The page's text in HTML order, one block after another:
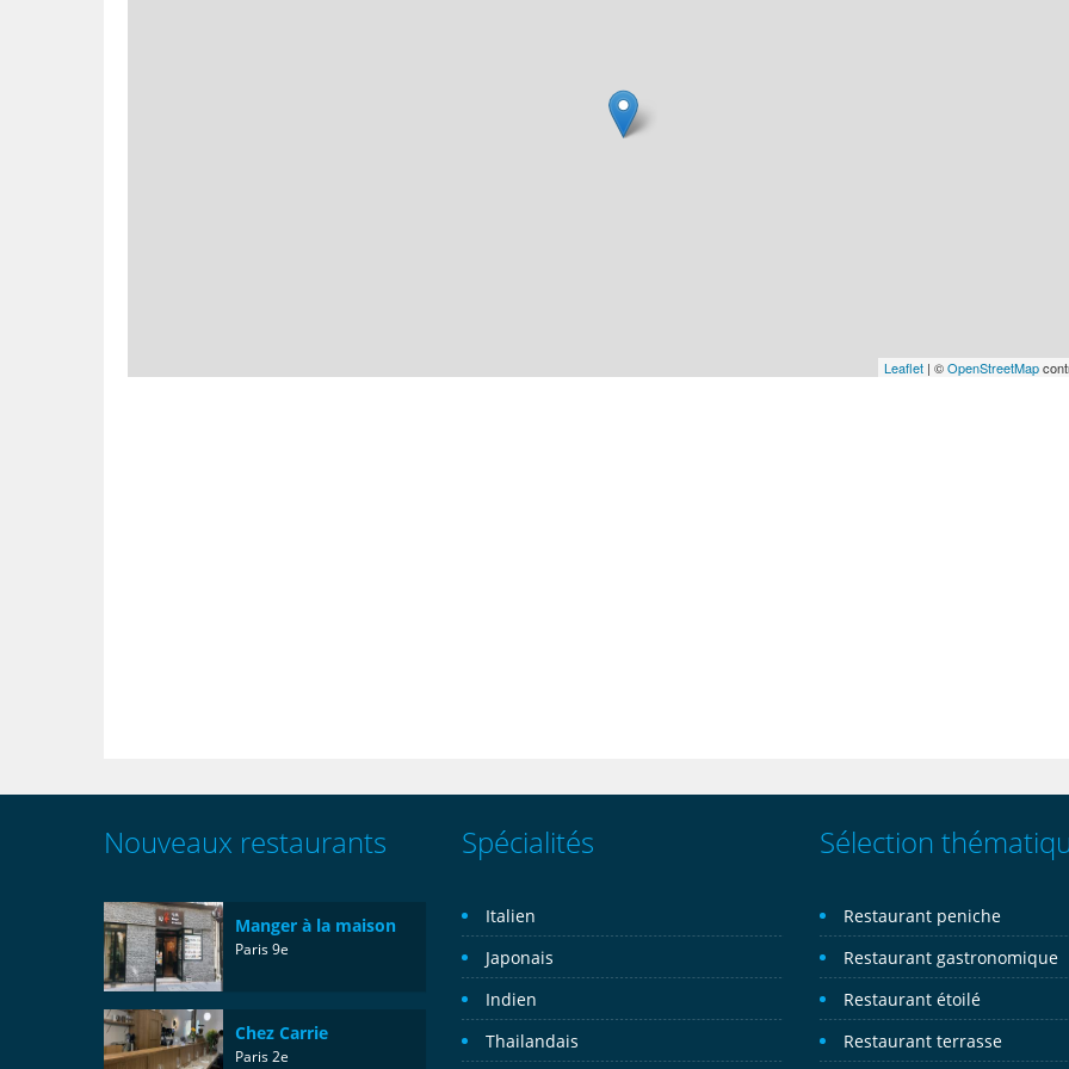
Leaflet | ©OpenStreetMap
Nouveaux restaurants
Manger à la maison
Paris 9e
Chez Carrie
Paris 2e
Spécialités
Italien
Japonais
Indien
Thailandais
Sélection
Restaurant peniche
Restaurant gastronomique
Restaurant étoilé
Restaurant terrasse